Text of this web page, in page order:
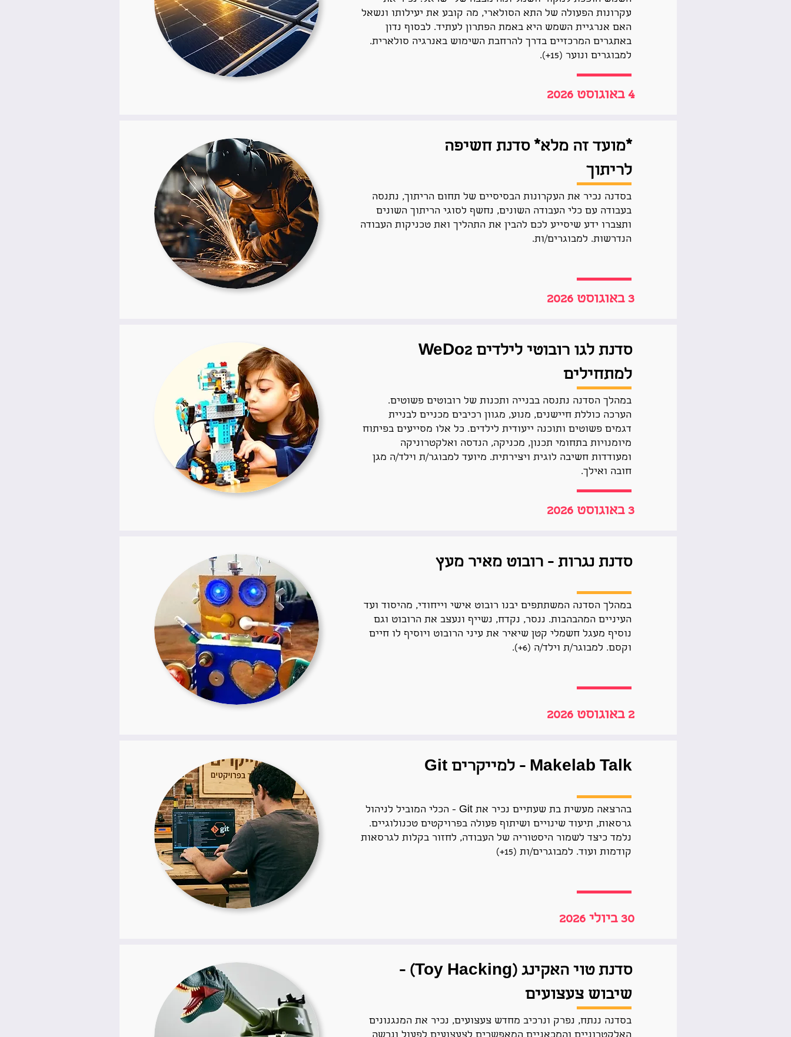
עקרונות הפעולה של התא הסולארי, מה קובע את יעילותו ונשאל
האם אנרגיית השמש היא באמת הפתרון לעתיד. לבסוף נדון
באתגרים המרכזיים בדרך להרחבת השימוש באנרגיה סולארית.
למבוגרים ונוער (15+).
4 באוגוסט 2026
*מועד זה מלא* סדנת חשיפה
לריתוך
בסדנה נכיר את העקרונות הבסיסיים של תחום הריתוך, נתנסה
בעבודה עם כלי העבודה השונים, נחשף לסוגי הריתוך השונים
ותצברו ידע שיסייע לכם להבין את התהליך ואת טכניקות העבודה
הנדרשות. למבוגרים/ות.
3 באוגוסט 2026
סדנת לגו רובוטי לילדים WeDo2
למתחילים
במהלך הסדנה נתנסה בבנייה ותכנות של רובוטים פשוטים.
הערכה כוללת חיישנים, מנוע, מגוון רכיבים מכניים לבניית
דגמים פשוטים ותוכנה ייעודית לילדים. כל אלו מסייעים בפיתוח
מיומנויות בתחומי תכנון, מכניקה, הנדסה ואלקטרוניקה
ומעודדות חשיבה לוגית ויצירתית. מיועד למבוגר/ת וילד/ה מגן
חובה ואילך.
3 באוגוסט 2026
סדנת נגרות - רובוט מאיר מעץ
במהלך הסדנה המשתתפים יבנו רובוט אישי וייחודי, מהיסוד ועד
העיניים המהבהבות. ננסר, נקדח, נשייף ונעצב את הרובוט וגם
נוסיף מעגל חשמלי קטן שיאיר את עיני הרובוט ויוסיף לו חיים
וקסם. למבוגר/ת וילד/ה (6+).
2 באוגוסט 2026
Makelab Talk - למייקרים Git
בהרצאה מעשית בת שעתיים נכיר את Git - הכלי המוביל לניהול
גרסאות, תיעוד שינויים ושיתוף פעולה בפרויקטים טכנולוגיים.
נלמד כיצד לשמור היסטוריה של העבודה, לחזור בקלות לגרסאות
קודמות ועוד. למבוגרים/ות (15+)
30 ביולי 2026
סדנת טוי האקינג (Toy Hacking) -
שיבוש צעצועים
בסדנה ננתח, נפרק ונרכיב מחדש צעצועים, נכיר את המנגנונים